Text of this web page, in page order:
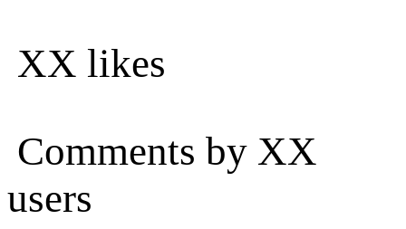
XX likes
Comments by XX
users